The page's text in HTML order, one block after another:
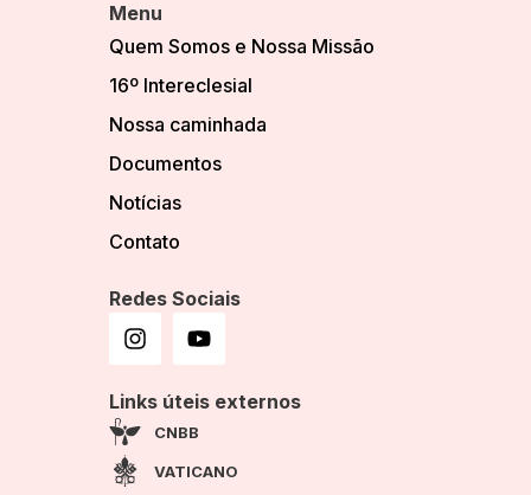
Menu
Quem Somos e Nossa Missão
16º Intereclesial
Nossa caminhada
Documentos
Notícias
Contato
Redes Sociais
Links úteis externos
CNBB
VATICANO